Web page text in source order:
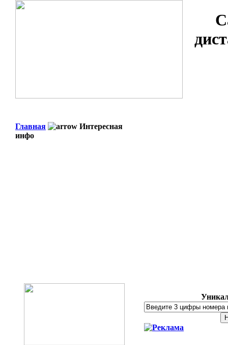
Главная
Интересная
инфо